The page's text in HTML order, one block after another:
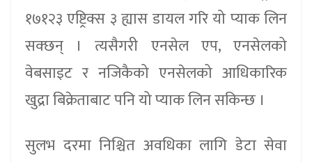
१७१२३ एष्ट्रिक्स ३ ह्यास डायल गरि यो प्याक लिन
सक्छन् । त्यसैगरी एनसेल एप, एनसेलको
वेबसाइट र नजिकैको एनसेलको आधिकारिक
खुद्रा बिक्रेताबाट पनि यो प्याक लिन सकिन्छ ।
सुलभ दरमा निश्चित अवधिका लागि डेटा सेवा